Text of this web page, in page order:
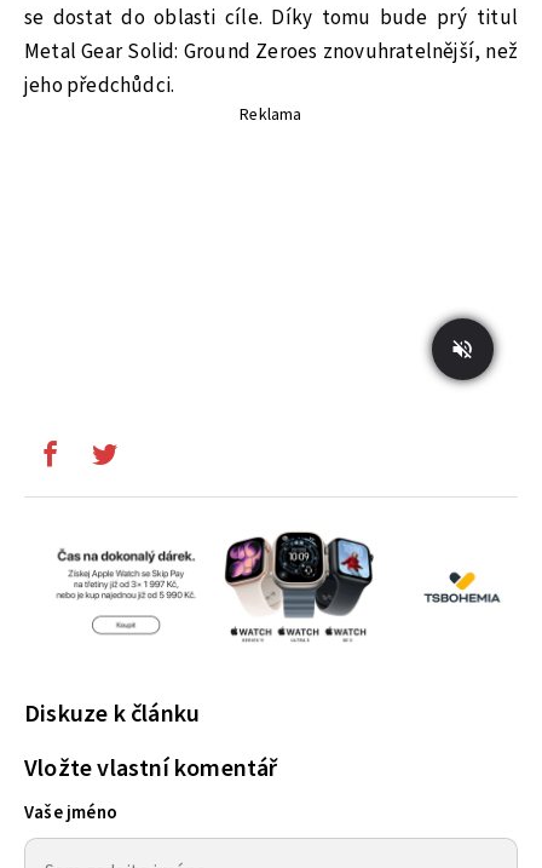
se dostat do oblasti cíle. Díky tomu bude prý titul
Metal Gear Solid: Ground Zeroes znovuhratelnější, než
jeho předchůdci.
Reklama
Diskuze k článku
Vložte vlastní komentář
Vaše jméno